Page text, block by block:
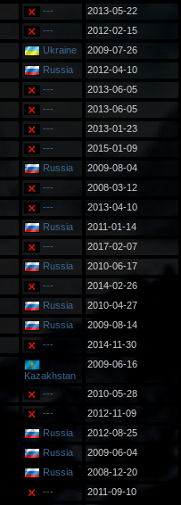
---
2013-05-22
---
2012-02-15
Ukraine
2009-07-26
Russia
2012-04-10
---
2013-06-05
---
2013-06-05
---
2013-01-23
---
2015-01-09
Russia
2009-08-04
---
2008-03-12
---
2013-04-10
Russia
2011-01-14
---
2017-02-07
Russia
2010-06-17
---
2014-02-26
Russia
2010-04-27
Russia
2009-08-14
---
2014-11-30
Kazakhstan
2009-06-16
---
2010-05-28
---
2012-11-09
Russia
2012-08-25
Russia
2009-06-04
Russia
2008-12-20
---
2011-09-10